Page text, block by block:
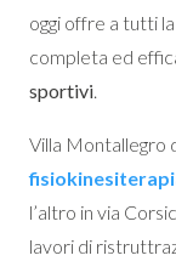
oggi offre a tutti
completa ed
sportivi.
Villa Montallegro
l’altro in via
lavori di